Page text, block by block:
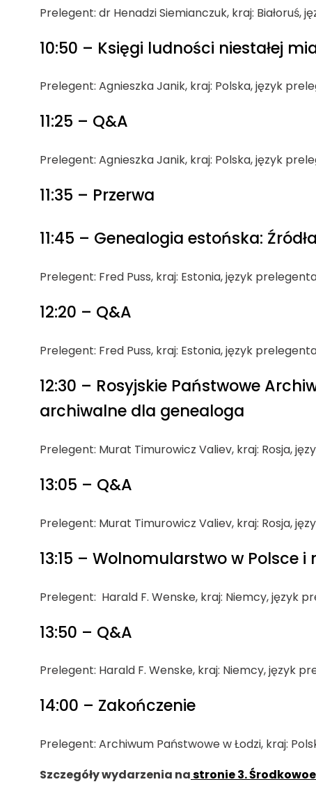
Prelegent: dr Henadzi Siemianczuk, kraj:
10:50 – Księgi ludności niestałej
Prelegent: Agnieszka Janik, kraj: Polska, język
11:25 – Q&A
Prelegent: Agnieszka Janik, kraj: Polska, język
11:35 – Przerwa
11:45 – Genealogia estońska:
Prelegent: Fred Puss, kraj: Estonia, język
12:20 – Q&A
Prelegent: Fred Puss, kraj: Estonia, język
12:30 – Rosyjskie Państwowe
archiwalne dla genealoga
Prelegent: Murat Timurowicz Valiev, kraj: Rosja,
13:05 – Q&A
Prelegent: Murat Timurowicz Valiev, kraj: Rosja,
13:15 – Wolnomularstwo w Polsce
Prelegent: Harald F. Wenske, kraj: Niemcy, język
13:50 – Q&A
Prelegent: Harald F. Wenske, kraj: Niemcy, język
14:00 – Zakończenie
Prelegent: Archiwum Państwowe w Łodzi, kraj:
Szczegóły wydarzenia nastronie 3.